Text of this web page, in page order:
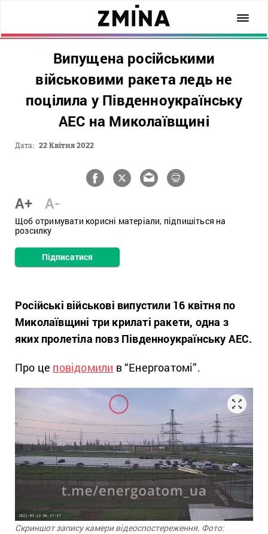
Випущена російськими
військовими ракета ледь не
поцілила у Південноукраїнську
АЕС на Миколаївщині
Дата: 22 Квітня 2022
A+ A-
Щоб отримувати корисні матеріали, підпишіться на
розсилку
Підписатися
Російські військові випустили 16 квітня по
Миколаївщині три крилаті ракети, одна з
яких пролетіла повз Південноукраїнську АЕС.
Про це повідомили в “Енергоатомі”.
Скриншот запису камери відеоспостереження. Фото: